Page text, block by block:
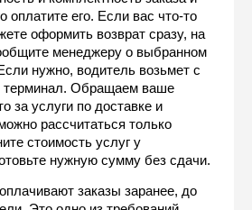
оплатите его. Если вас что-то
оформить возврат сразу, на
менеджеру о выбранном
нужно, водитель возьмет с
терминал. Обращаем ваше
за услуги по доставке и
рассчитаться только
стоимость услуг у
нужную сумму без сдачи.
заказы заранее, до